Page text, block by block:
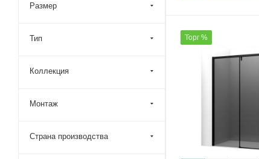
Торг %
Good Door (
Kolpa-San (
Niagara (
Размер
Тип
Коллекция
Монтаж
Страна производства